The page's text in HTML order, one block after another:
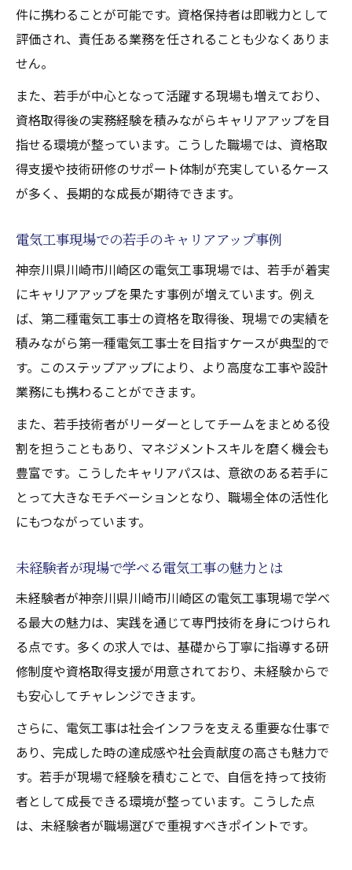
件に携わることが可能です。資格保持者は即戦力として
評価され、責任ある業務を任されることも少なくありま
せん。
また、若手が中心となって活躍する現場も増えており、
資格取得後の実務経験を積みながらキャリアアップを目
指せる環境が整っています。こうした職場では、資格取
得支援や技術研修のサポート体制が充実しているケース
が多く、長期的な成長が期待できます。
電気工事現場での若手のキャリアアップ事例
神奈川県川崎市川崎区の電気工事現場では、若手が着実
にキャリアアップを果たす事例が増えています。例え
ば、第二種電気工事士の資格を取得後、現場での実績を
積みながら第一種電気工事士を目指すケースが典型的で
す。このステップアップにより、より高度な工事や設計
業務にも携わることができます。
また、若手技術者がリーダーとしてチームをまとめる役
割を担うこともあり、マネジメントスキルを磨く機会も
豊富です。こうしたキャリアパスは、意欲のある若手に
とって大きなモチベーションとなり、職場全体の活性化
にもつながっています。
未経験者が現場で学べる電気工事の魅力とは
未経験者が神奈川県川崎市川崎区の電気工事現場で学べ
る最大の魅力は、実践を通じて専門技術を身につけられ
る点です。多くの求人では、基礎から丁寧に指導する研
修制度や資格取得支援が用意されており、未経験からで
も安心してチャレンジできます。
さらに、電気工事は社会インフラを支える重要な仕事で
あり、完成した時の達成感や社会貢献度の高さも魅力で
す。若手が現場で経験を積むことで、自信を持って技術
者として成長できる環境が整っています。こうした点
は、未経験者が職場選びで重視すべきポイントです。